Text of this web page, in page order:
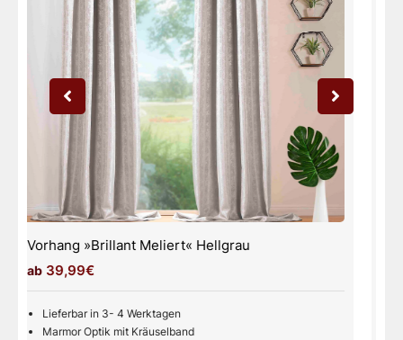
Vorhang »Brillant Meliert« Weiß
39,99€
Lieferbar in 3- 4 Werktagen
Marmor Optik mit Kräuselband